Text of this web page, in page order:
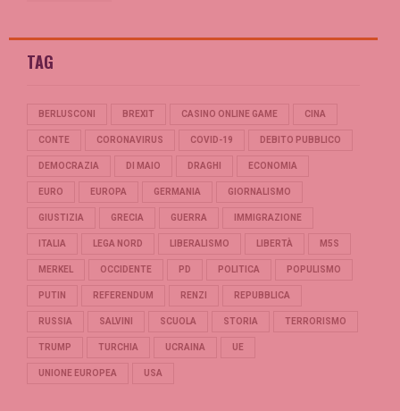
TAG
BERLUSCONI BREXIT CASINO ONLINE GAME CINA
CONTE CORONAVIRUS COVID-19 DEBITO PUBBLICO
DEMOCRAZIA DI MAIO DRAGHI ECONOMIA
EURO EUROPA GERMANIA GIORNALISMO
GIUSTIZIA GRECIA GUERRA IMMIGRAZIONE
ITALIA LEGA NORD LIBERALISMO LIBERTÀ M5S
MERKEL OCCIDENTE PD POLITICA POPULISMO
PUTIN REFERENDUM RENZI REPUBBLICA
RUSSIA SALVINI SCUOLA STORIA TERRORISMO
TRUMP TURCHIA UCRAINA UE
UNIONE EUROPEA USA